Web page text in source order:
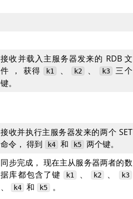
接收并载入主服务器发来的 RDB 文
件 ， 获得
k1 、 k2 、 k3
三个
键。
接收并执行主服务器发来的两个 SET
命令， 得到
k4 和 k5
两个键。
同步完成， 现在主从服务器两者的数
据库都包含了键
k1 、 k2 、 k3
、 k4 和 k5 。